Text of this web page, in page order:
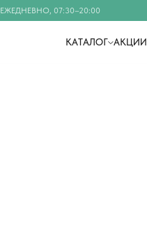
ЕЖЕДНЕВНО, 07:30–20:00
КАТАЛОГ АКЦИИ